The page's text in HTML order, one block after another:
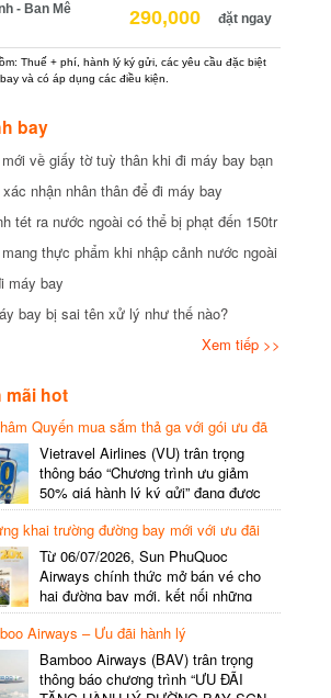
- Ban Mê
290,000 đặt ngay
Thuế + phí, hành lý ký gửi, các yêu cầu đặc biệt
và có áp dụng các điều kiện.
bay
về giấy tờ tuỳ thân khi đi máy bay bạn
nhận nhân thân để đi máy bay
tét ra nước ngoài có thể bị phạt đến 150tr
thực phẩm khi nhập cảnh nước ngoài
bay
bay bị sai tên xử lý như thế nào?
Xem tiếp >>
hot
Quyến mua sắm thả ga với gói ưu đã
gói cước
Vietravel Airlines (VU) trân trọng
thông báo “Chương trình ưu giảm
50% giá hành lý ký gửi” đang được
triển khai cho đường bay quốc tế mới
kết nối từ TP. Hồ Chí Minh
(SGN) đi Thâm Quyến – Trung Quốc
(SZX), chi tiết như sau: LỊCH BAY
CHI TIẾT Đường bay SHCB Giờ khởi
hành Giờ đến Tần suất…
khai trường đường bay mới với ưu đãi
Từ 06/07/2026, Sun PhuQuoc
Airways chính thức mở bán vé cho
hai đường bay mới, kết nối những
điểm đến giàu trải nghiệm, giúp hành
khách khám phá vẻ đẹp thiên nhiên
và văn hóa của miền Trung Việt Nam.
Thông tin đường bay mới Đường bay
Airways – Ưu đãi hành lý
Bamboo Airways (BAV) trân trọng
thông báo chương trình “ƯU ĐÃI